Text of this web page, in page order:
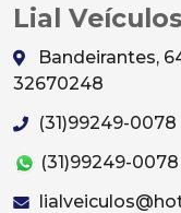
Lial
Bandeirantes,
32670248
(31)99249-0078
(31)99249-0078